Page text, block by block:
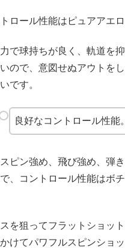
ロール性能はピュアアエロ
で球持ちが良く、軌道を
ので、意図せぬアウトを
です。
良好なコントロール性能。
ピン強め、飛び強め、弾
、コントロール性能はボ
を狙ってフラットショッ
けてパワフルスピンショ